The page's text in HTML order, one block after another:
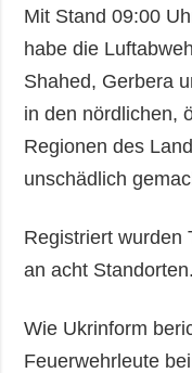
Mit Stand 09:00
habe die
Shahed, Gerbera
in den nördlichen,
Regionen des
unschädlich
Registriert wurden
an acht Standorten.
Wie Ukrinform
Feuerwehrleute